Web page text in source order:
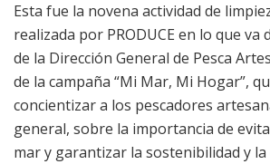
Esta fue la novena actividad de
realizada por PRODUCE en lo que va
de la Dirección General de Pesca
de la campaña “Mi Mar, Mi Hogar”,
concientizar a los pescadores
general, sobre la importancia de
mar y garantizar la sostenibilidad y la